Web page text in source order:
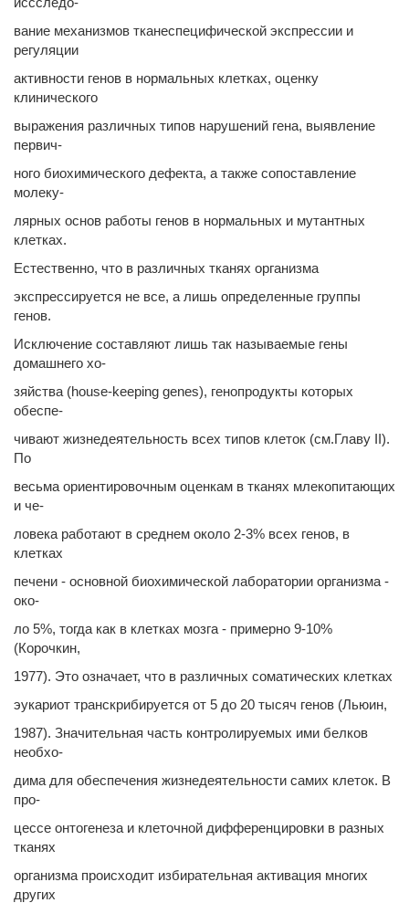
вание механизмов тканеспецифической экспрессии и
регуляции
активности генов в нормальных клетках, оценку
клинического
выражения различных типов нарушений гена, выявление
первич-
ного биохимического дефекта, а также сопоставление
молеку-
лярных основ работы генов в нормальных и мутантных
клетках.
Естественно, что в различных тканях организма
экспрессируется не все, а лишь определенные группы
генов.
Исключение составляют лишь так называемые гены
домашнего хо-
зяйства (house-keeping genes), генопродукты которых
обеспе-
чивают жизнедеятельность всех типов клеток (см.Главу II).
По
весьма ориентировочным оценкам в тканях млекопитающих
и че-
ловека работают в среднем около 2-3% всех генов, в
клетках
печени - основной биохимической лаборатории организма -
око-
ло 5%, тогда как в клетках мозга - примерно 9-10%
(Корочкин,
1977). Это означает, что в различных соматических клетках
эукариот транскрибируется от 5 до 20 тысяч генов (Льюин,
1987). Значительная часть контролируемых ими белков
необхо-
дима для обеспечения жизнедеятельности самих клеток. В
про-
цессе онтогенеза и клеточной дифференцировки в разных
тканях
организма происходит избирательная активация многих
других